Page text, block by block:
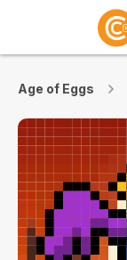
Age of Eggs